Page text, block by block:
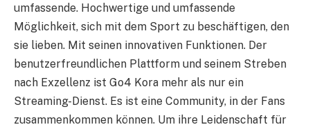
umfassende. Hochwertige und umfassende
Möglichkeit, sich mit dem Sport zu beschäftigen, den
sie lieben. Mit seinen innovativen Funktionen. Der
benutzerfreundlichen Plattform und seinem Streben
nach Exzellenz ist Go4 Kora mehr als nur ein
Streaming-Dienst. Es ist eine Community, in der Fans
zusammenkommen können. Um ihre Leidenschaft für